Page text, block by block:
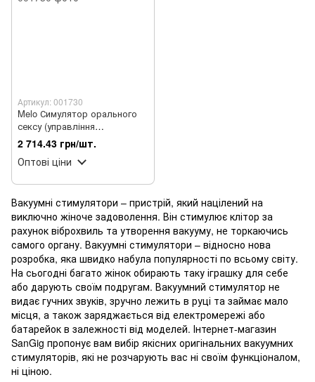
Артикул: 001730
Melo Симулятор орального
сексу (управління
смартфоном)
2 714.43 грн/шт.
Оптові ціни
Вакуумні стимулятори – пристрій, який націлений на
виключно жіноче задоволення. Він стимулює клітор за
рахунок віброхвиль та утворення вакууму, не торкаючись
самого органу. Вакуумні стимулятори – відносно нова
розробка, яка швидко набула популярності по всьому світу.
На сьогодні багато жінок обирають таку іграшку для себе
або дарують своїм подругам. Вакуумний стимулятор не
видає гучних звуків, зручно лежить в руці та займає мало
місця, а також заряджається від електромережі або
батарейок в залежності від моделей. Інтернет-магазин
SanGig пропонує вам вибір якісних оригінальних вакуумних
стимуляторів, які не розчарують вас ні своїм функціоналом,
ні ціною.